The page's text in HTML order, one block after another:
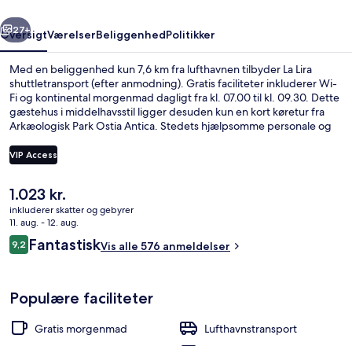
Næste
27+
OversigtVærelserBeliggenhedPolitikker
Med en beliggenhed kun 7,6 km fra lufthavnen tilbyder La Lira
shuttletransport (efter anmodning). Gratis faciliteter inkluderer Wi-
Fi og kontinental morgenmad dagligt fra kl. 07.00 til kl. 09.30. Dette
gæstehus i middelhavsstil ligger desuden kun en kort køretur fra
Arkæologisk Park Ostia Antica. Stedets hjælpsomme personale og
fra rejsende.
VIP Access
Den
nuværende
pris
er
1.023 kr.
1.023 kr.
inkluderer skatter og gebyrer
11. aug. - 12. aug.
Anmeldelser
9,29,2 ud af 10.
FantastiskVis alle 576 anmeldelser
Populære faciliteter
Gratis morgenmad
Lufthavnstransport